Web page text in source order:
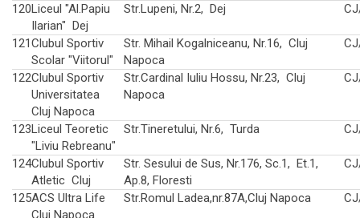
120Liceul "Al.Papiu
Ilarian" Dej
Str.Lupeni, Nr.2, Dej
121Clubul Sportiv
Scolar "Viitorul"
Str. Mihail Kogalniceanu, Nr.16, Cluj
Napoca
122Clubul Sportiv
Universitatea
Cluj Napoca
Str.Cardinal Iuliu Hossu, Nr.23, Cluj
Napoca
123Liceul Teoretic
"Liviu Rebreanu"
Str.Tineretului, Nr.6, Turda
124Clubul Sportiv
Atletic Cluj
Str. Sesului de Sus, Nr.176, Sc.1, Et.1,
Ap.8, Floresti
125ACS Ultra Life
Cluj Napoca
Str.Romul Ladea,nr.87A,Cluj Napoca